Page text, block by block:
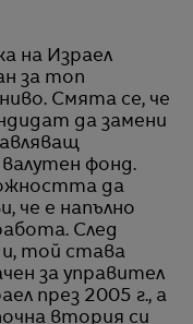
на Израел
за топ
Смята се, че
да замени
фонд.
да
че е напълно
След
той става
за управител
през 2005 г., а
втория си